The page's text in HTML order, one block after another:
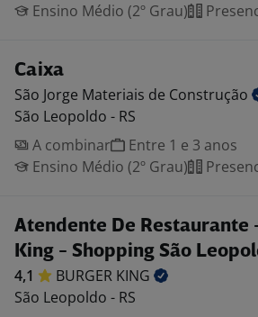
Ensino Médio (2º Grau)
Caixa
São Jorge Materiais de Construção
São Leopoldo - RS
A combinar
Entre 1 e 3 anos
Ensino Médio (2º Grau)
Atendente De Restaurante
King - Shopping São
4,1 BURGER KING
São Leopoldo - RS